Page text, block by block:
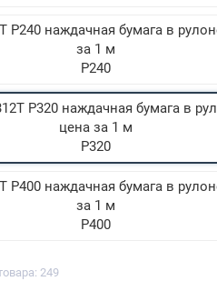
249
P240
P320
P400